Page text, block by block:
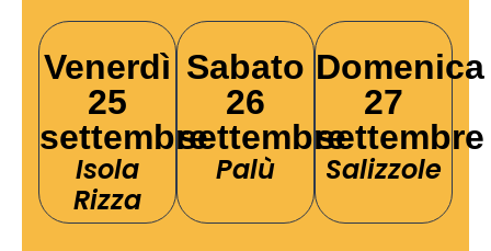
Venerdì
25
settembre
Isola
Rizza
Sabato
26
settembre
Palù
Domenica
27
settembre
Salizzole